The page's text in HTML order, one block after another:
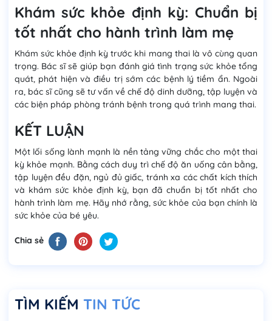
Khám sức khỏe định kỳ: Chuẩn bị
tốt nhất cho hành trình làm mẹ
Khám sức khỏe định kỳ trước khi mang thai là vô cùng quan
trọng. Bác sĩ sẽ giúp bạn đánh giá tình trạng sức khỏe tổng
quát, phát hiện và điều trị sớm các bệnh lý tiềm ẩn. Ngoài
ra, bác sĩ cũng sẽ tư vấn về chế độ dinh dưỡng, tập luyện và
các biện pháp phòng tránh bệnh trong quá trình mang thai.
KẾT LUẬN
Một lối sống lành mạnh là nền tảng vững chắc cho một thai
kỳ khỏe mạnh. Bằng cách duy trì chế độ ăn uống cân bằng,
tập luyện đều đặn, ngủ đủ giấc, tránh xa các chất kích thích
và khám sức khỏe định kỳ, bạn đã chuẩn bị tốt nhất cho
hành trình làm mẹ. Hãy nhớ rằng, sức khỏe của bạn chính là
sức khỏe của bé yêu.
Chia sẻ
TÌM KIẾM TIN TỨC